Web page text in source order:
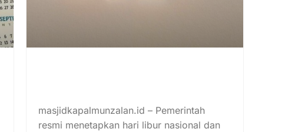
masjidkapalmunzalan.id – Pemerintah
resmi menetapkan hari libur nasional dan